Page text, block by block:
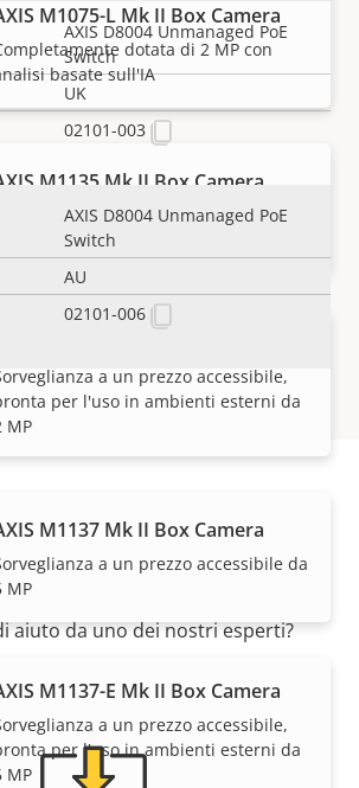
M1075-L Mk II Box Camera
dotata di 2 MP con
basate sull'IA
M1135 Mk II Box Camera
Sorveglianza a un prezzo accessibile da
a un prezzo accessibile,
per l'uso in ambienti esterni da
MP
M1137 Mk II Box Camera
a un prezzo accessibile da
MP
M1137-E Mk II Box Camera
a un prezzo accessibile,
per l'uso in ambienti esterni da
MP
AXIS D8004 Unmanaged PoE
Switch
UK
02101-003
AXIS D8004 Unmanaged PoE
Switch
AU
02101-006
e risorse
informazioni sui dispositivi Axis, su
aiuto da uno dei nostri esperti?